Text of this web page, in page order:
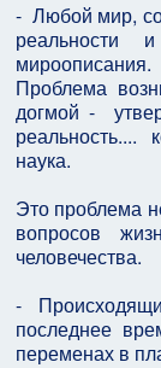
- Любой мир, со
мироописания.
Проблема
догмой -
реальность....
наука.
Это проблема
вопросов
человечества.
-
последнее
переменах в